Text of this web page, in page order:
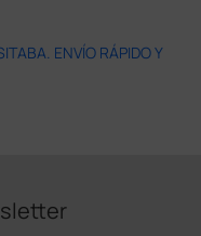
ENVÍO RÁPIDO Y